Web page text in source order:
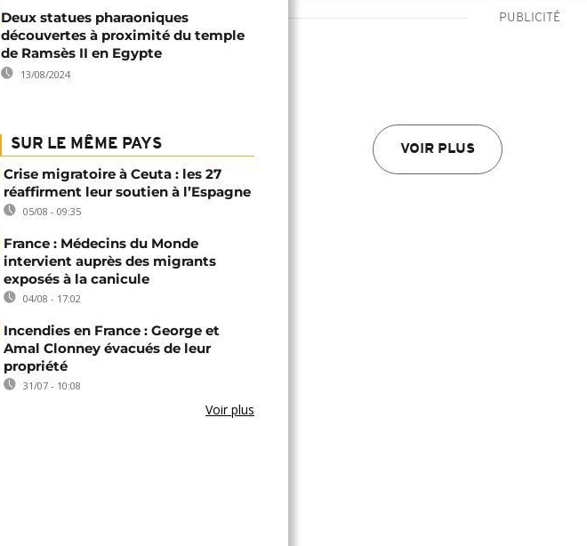
PUBLICITÉ
VOIR PLUS
Deux statues pharaoniques
découvertes à proximité du temple
de Ramsès II en Egypte
13/08/2024
SUR LE MÊME PAYS
Crise migratoire à Ceuta : les 27
réaffirment leur soutien à l’Espagne
05/08 - 09:35
France : Médecins du Monde
intervient auprès des migrants
exposés à la canicule
04/08 - 17:02
Incendies en France : George et
Amal Clonney évacués de leur
propriété
31/07 - 10:08
Voir plus